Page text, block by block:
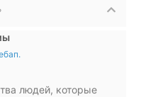
людей, которые